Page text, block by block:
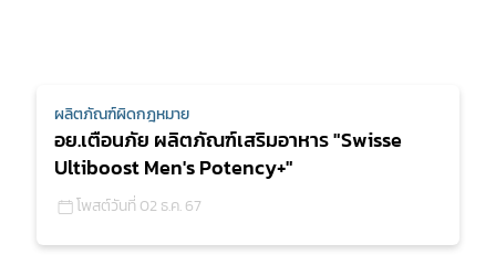
ผลิตภัณฑ์ผิดกฎหมาย
อย.เตือนภัย ผลิตภัณฑ์เสริมอาหาร "Swisse
Ultiboost Men's Potency+"
โพสต์วันที่ 02 ธ.ค. 67